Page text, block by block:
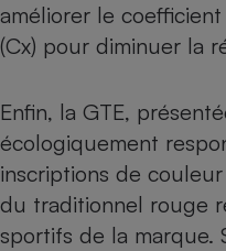
améliorer le
(Cx) pour diminuer la
Enfin, la GTE,
écologiquement
inscriptions de
du traditionnel rouge
sportifs de la marque.